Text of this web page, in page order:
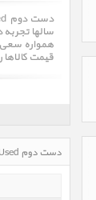
همواره سعی
قیمت
دست دوم Used، قیمت روز خرید و فروش و مشخصات فنی دست دوم Used در تاریخ : 1405/05/16 - ساعت : 08:54